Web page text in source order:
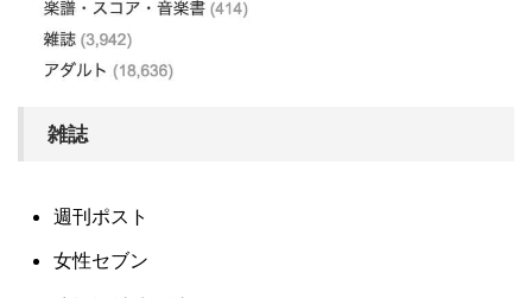
雑誌
週刊ポスト
女性セブン